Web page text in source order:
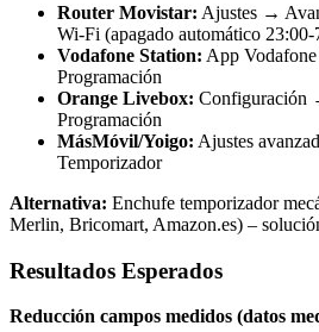
Router Movistar: Ajustes →
Wi-Fi (apagado automático 23:00-
Vodafone Station: App
Programación
Orange Livebox: Configuración
Programación
MásMóvil/Yoigo: Ajustes
Temporizador
Alternativa: Enchufe temporizador
Merlin, Bricomart, Amazon.es) –
Resultados Esperados
Reducción campos medidos (datos